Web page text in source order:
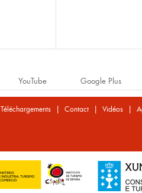
YouTube Google Plus
Téléchargements | Contact | Vidéos |